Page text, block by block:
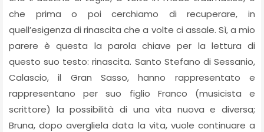
che prima o poi cerchiamo di recuperare, in
quell’esigenza di rinascita che a volte ci assale. Sì, a mio
parere è questa la parola chiave per la lettura di
questo suo testo: rinascita. Santo Stefano di Sessanio,
Calascio, il Gran Sasso, hanno rappresentato e
rappresentano per suo figlio Franco (musicista e
scrittore) la possibilità di una vita nuova e diversa;
Bruna, dopo avergliela data la vita, vuole continuare a